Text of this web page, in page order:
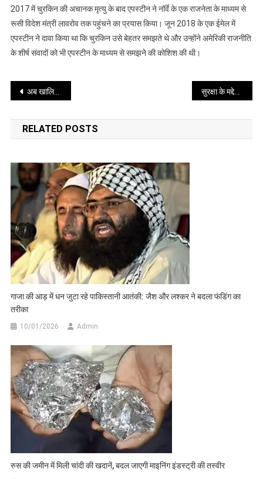
नहीं
गली
अफसरों
2017 में चुरकिन की अचानक मृत्यु के बाद एपस्टीन ने नॉर्वे के एक राजनेता के माध्यम से
रूसी विदेश मंत्री लावरोव तक पहुंचने का प्रयास किया। जून 2018 के एक ईमेल में
एपस्टीन ने दावा किया था कि चुरकिन उसे बेहतर समझते थे और उन्होंने अमेरिकी राजनीति
के शीर्ष संवादों को भी एपस्टीन के माध्यम से समझने की कोशिश की थी।
Post
navigation
अब खालिस्तानियों के लिए कनाडा नहीं रहेगा सुरक्षित पनाहगाह हर हरकत पर रहेगी नजर सुरक्षा के मद्देनजर भारत-नेपाल सीमा 72 घंटे के लिए होगी सील द्विपक्षीय बैठक में बनी सहमति
RELATED POSTS
गाजा की आड़ में धन जुटा रहे पाकिस्तानी आतंकी: जैश और लश्कर ने बदला फंडिंग का
तरीका
10/01/2026 Admin
रुस की जमीन में मिली चांदी की खदानें, बदल जाएगी माइनिंग इंडस्ट्री की तस्वीर